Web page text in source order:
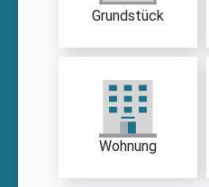
Grundstück
Wohnung